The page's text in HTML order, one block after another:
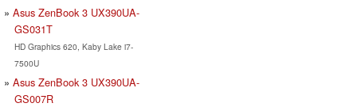
Asus ZenBook 3 UX390UA-
GS031T
HD Graphics 620, Kaby Lake i7-
7500U
Asus ZenBook 3 UX390UA-
GS007R